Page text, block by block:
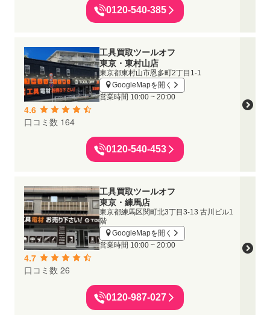
0120-540-385
工具買取ツールオフ
東京・東村山店
東京都東村山市恩多町2丁目1-1
GoogleMapを開く
営業時間 10:00 ~ 20:00
4.6
口コミ数 164
0120-540-453
工具買取ツールオフ
東京・練馬店
東京都練馬区関町北3丁目3-13 古川ビル1
階
GoogleMapを開く
営業時間 10:00 ~ 20:00
4.7
口コミ数 26
0120-987-027